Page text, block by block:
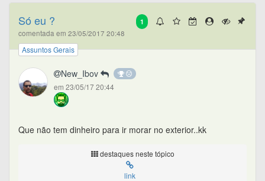
1
Só eu ?
comentada em 23/05/2017 20:48
Assuntos Gerais
New_Ibov
em 23/05/17 20:44
Que não tem dinheiro para ir morar no exterior..kk
destaques neste tópico
link